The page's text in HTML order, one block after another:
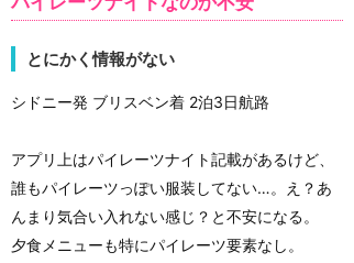
とにかく情報がない
シドニー発 ブリスベン着 2泊3日航路
アプリ上はパイレーツナイト記載があるけど、
誰もパイレーツっぽい服装してない…。え？あ
んまり気合い入れない感じ？と不安になる。
夕食メニューも特にパイレーツ要素なし。